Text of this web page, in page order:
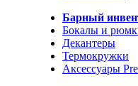
Барный
Бокалы и
Декантеры
Термокружки
Аксессуары